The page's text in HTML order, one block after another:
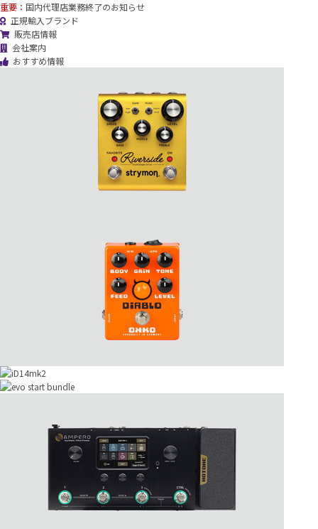
重要： 国内代理店業務終了のお知らせ
正規輸入ブランド
販売店情報
会社案内
おすすめ情報